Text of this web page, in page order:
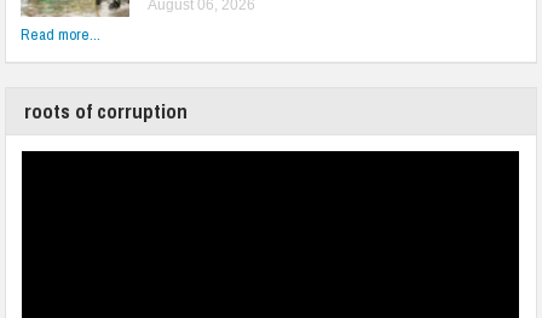
August 06, 2026
Read more...
roots of corruption